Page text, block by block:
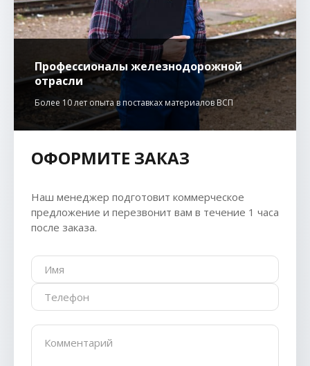
Профессионалы железнодорожной
отрасли
Более 10 лет опыта в поставках материалов ВСП
ОФОРМИТЕ ЗАКАЗ
Наш менеджер подготовит коммерческое
предложение и перезвонит вам в течение 1 часа
после заказа.